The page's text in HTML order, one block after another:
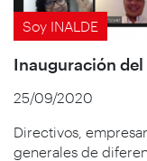
Soy INALDE
Inauguración del
25/09/2020
Directivos,
generales de